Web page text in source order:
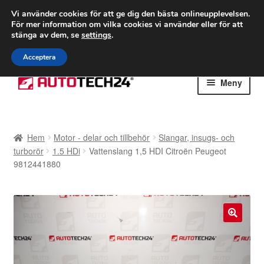
FRAKT från 75 kr
Världsomspännande frakt
Ring 766 924 713
Hoppa
till
Hoppa
till
Meny
Betalningar
Kolla upp
Hem Motor - delar och tillbehör
Slangar, insugs- och
turborör
1.5 HDi
Vattenslang 1,5 HDI Citroën Peugeot
9812441880
Vi använder cookies för att ge dig den bästa onlineupplevelsen.
För mer information om vilka cookies vi använder eller för att
stänga av dem, se settings.
Acceptera